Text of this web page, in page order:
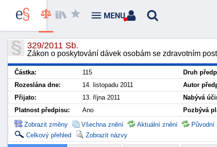
329/2011 Sb.
Zákon o poskytování dávek osobám se zdravotním
Částka: 115
Druh
Rozeslána dne:
14. listopadu 2011
Autor
Přijato:
13. října 2011
Nabývá
Platnost předpisu:
Ano
Pozbývá
Zobrazit změny
Všechna znění Aktuální znění
Původní
Celkový přehled
Zobrazit názvy
MENU